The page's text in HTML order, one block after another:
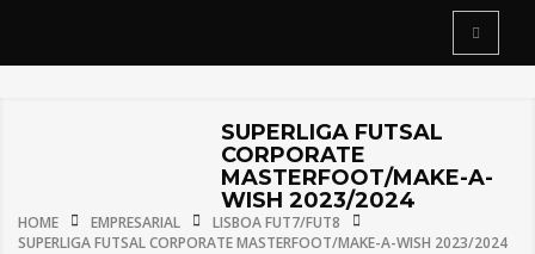
SUPERLIGA FUTSAL
CORPORATE
MASTERFOOT/MAKE-A-
WISH 2023/2024
HOME EMPRESARIAL
LISBOA FUT7/FUT8
SUPERLIGA FUTSAL CORPORATE MASTERFOOT/MAKE-A-WISH 2023/2024